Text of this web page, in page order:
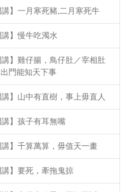
】一月寒死豬,二月寒死牛
】慢牛吃濁水
】雞仔腸，鳥仔肚／宰相肚
門能知天下事
】山中有直樹，事上毋直人
】孩子有耳無嘴
】千算萬算，毋值天一畫
】要死，牽拖鬼掠